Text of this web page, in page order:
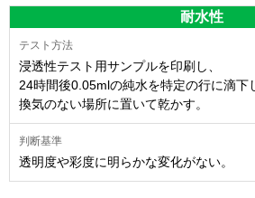
耐水性
浸透性テスト用サンプルを印刷し、
24時間後0.05mlの純水を特定の行に滴下
換気のない場所に置いて乾かす。
透明度や彩度に明らかな変化がない。